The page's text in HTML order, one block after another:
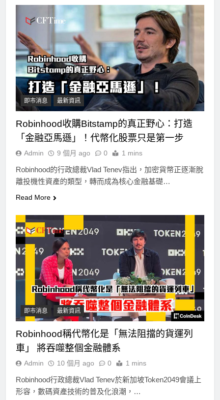
即市消息 最新資訊
Robinhood收購Bitstamp的真正野心：打造
「金融亞馬遜」！代幣化股票只是第一步
Admin 9 個月 ago 0 1 mins
Robinhood的行政總裁Vlad Tenev指出，加密貨幣正逐漸脫
離投機性資產的類型，轉而成為核心金融基礎…
Read More
即市消息 最新資訊
Robinhood稱代幣化是「無法阻擋的貨運列
車」 將吞噬整個金融體系
Admin 10 個月 ago 0 1 mins
Robinhood行政總裁Vlad Tenev於新加坡Token2049會議上
形容，數碼資產技術的普及化浪潮，…